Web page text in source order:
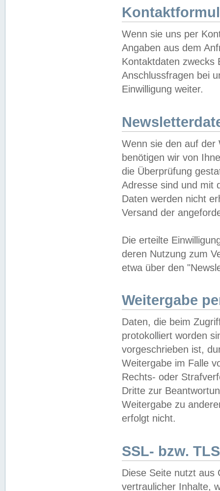
Wenn sie uns per
Angaben aus dem
Kontaktdaten zwecks
Anschlussfragen bei
Einwilligung weiter.
Wenn sie den auf der
benötigen wir von
die Überprüfung
Adresse sind und mit
Daten werden nicht
Versand der
Die erteilte
deren Nutzung zum
etwa über den
Weitergabe
Daten, die beim
protokolliert worden
vorgeschrieben ist,
Weitergabe im Falle
Rechts- oder
Dritte zur
Weitergabe zu
erfolgt nicht.
SSL- bzw.
Diese Seite nutzt aus
vertraulicher Inhalte,